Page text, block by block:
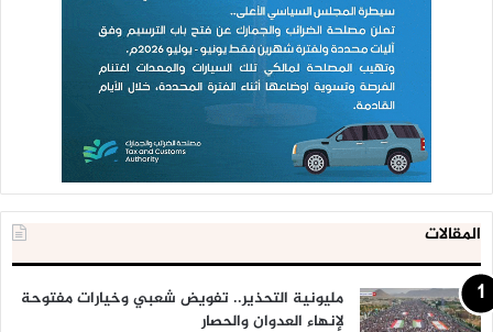
بهم صَدَقَ الولاءُ لنهج طه
ومن أعدائهِ صَدَقَ البراءُ
وهم لمسيرة القرآن نبضٌ
به عاشت يُميِّزها السخاءُ
مُصاب عدوهم قهرٌ وذلٌّ
المقالات
مليونية التحذير.. تفويض شعبي وخيارات مفتوحة
لإنهاء العدوان والحصار